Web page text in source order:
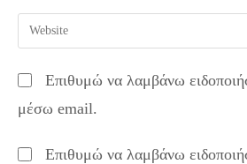
comment
email
address
comment
Enter
your
URL
(optional)
Επιθυμώ να λαμβάνω
μέσω email.
Επιθυμώ να λαμβάνω